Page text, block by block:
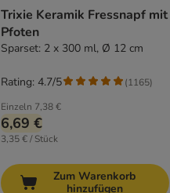
Trixie Keramik Fressnapf mit
Pfoten
Sparset: 2 x 300 ml, Ø 12 cm
Einzeln 7,38 €
6,69 €
3,35 € / Stück
Rating: 4.7/5 (1165)
Zum Warenkorb
hinzufügen